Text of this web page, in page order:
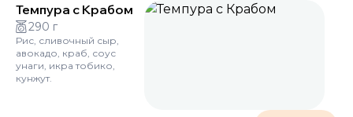
Темпура с Крабом
290 г
Рис, сливочный сыр,
авокадо, краб, соус
унаги, икра тобико,
кунжут.